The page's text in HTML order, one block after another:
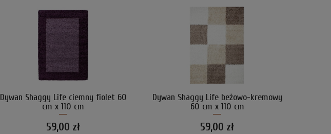
Dywan Shaggy Life ciemny fiolet 60
cm x 110 cm
59,00 zł
Dywan Shaggy Life beżowo-kremowy
60 cm x 110 cm
59,00 zł